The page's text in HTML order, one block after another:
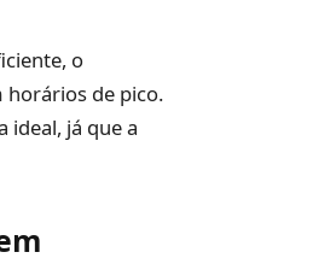
o
horários de pico.
ideal, já que a